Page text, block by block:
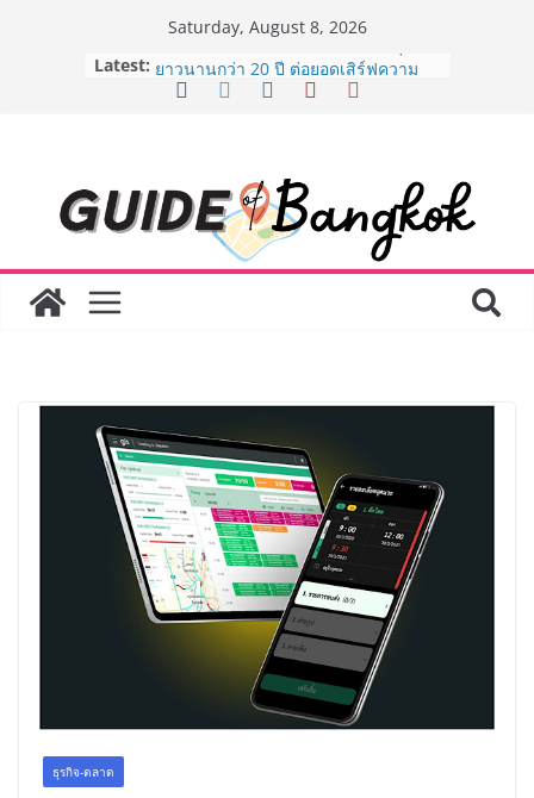
Saturday, August 8, 2026
Latest: AirAsia X SEE FAH พันธมิตรทางธุรกิจ
ยาวนานกว่า 20 ปี ต่อยอดเสิร์ฟความ
“BIO TRADE CONNECT 2026” ยก
ระดับผลิตภัณฑ์ท้องถิ่นสู่ตลาดเชิง
พาณิชย์อย่างยั่งยืน
LORDNINE จัดศึกคนดังสายเกม ไทย
ปะทะ ฟิลิปปินส์ ใน “Rise of the Tenth
เขาให้พร้อมเป็นผู้กำหนดอนาคต”
8.8 “ซูเลียน” รวมพลังนักธุรกิจทั่ว
ประเทศ จัดประชุมใหญ่แห่งปี พบ CEO
“ดร.ปิยะวัฒน์” ถ่ายทอดวิสัยทัศน์ธุรกิจ
พร้อมฟรีคอนเสิร์ต “โชค รถแห่” ยกวง
ธุรกิจ-ตลาด